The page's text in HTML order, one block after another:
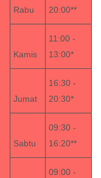
Rabu
20:00**
Kamis
11:00 -
13:00*
Jumat
16:30 -
20:30*
Sabtu
09:30 -
16:20**
09:00 -